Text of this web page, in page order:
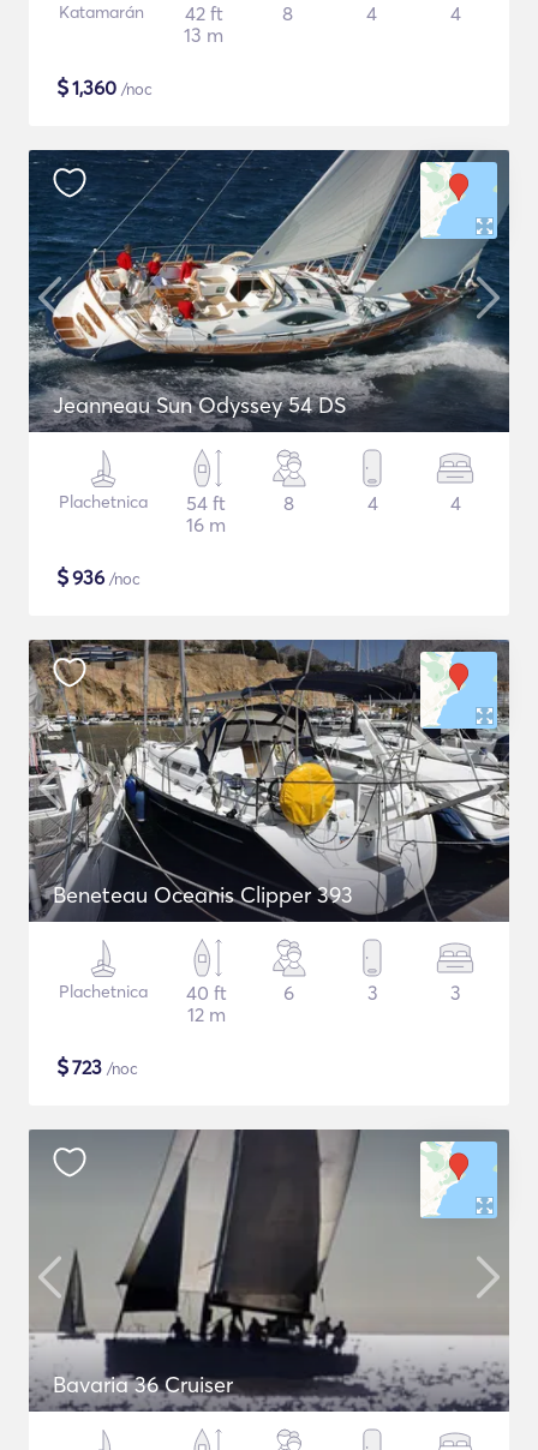
Katamarán
42 ft
13 m
8 4 4
$1,360 /noc
Jeanneau Sun Odyssey 54 DS
Plachetnica
54 ft
16 m
8 4 4
$936 /noc
Beneteau Oceanis Clipper 393
Plachetnica
40 ft
12 m
6 3 3
$723 /noc
Bavaria 36 Cruiser